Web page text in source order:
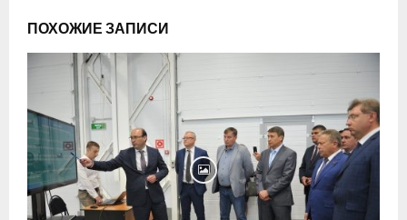
ПОХОЖИЕ ЗАПИСИ